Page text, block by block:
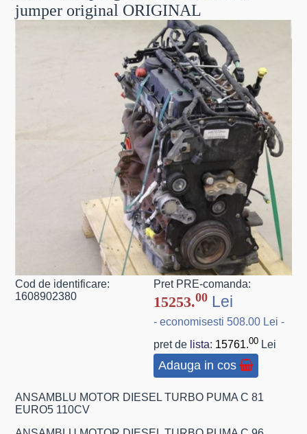
jumper original ORIGINAL
Cod de identificare:
1608902380
Pret PRE-comanda:
15253.00Lei
- economisesti 508.00 Lei -
pret de lista: 15761.00Lei
Adauga in cos
ANSAMBLU MOTOR DIESEL TURBO PUMA C 81
EURO5 110CV